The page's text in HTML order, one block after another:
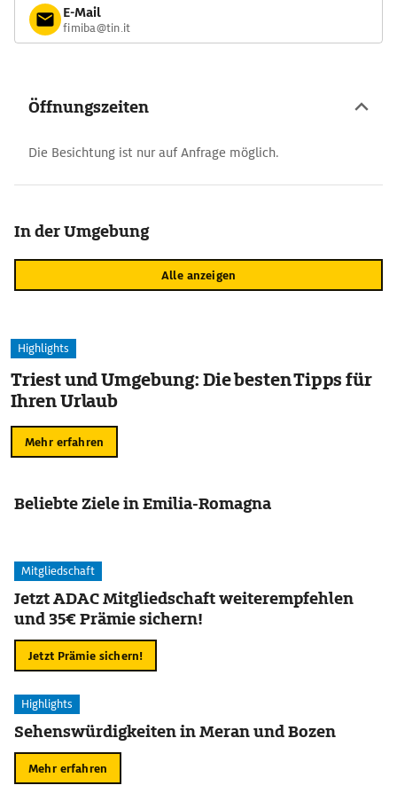
E-Mail
fimiba@tin.it
Öffnungszeiten
Die Besichtung ist nur auf Anfrage möglich.
In der Umgebung
Alle anzeigen
Highlights
Triest und Umgebung: Die besten Tipps für
Ihren Urlaub
Mehr erfahren
Beliebte Ziele in Emilia-Romagna
Mitgliedschaft
Jetzt ADAC Mitgliedschaft weiterempfehlen
und 35€ Prämie sichern!
Jetzt Prämie sichern!
Highlights
Sehenswürdigkeiten in Meran und Bozen
Mehr erfahren